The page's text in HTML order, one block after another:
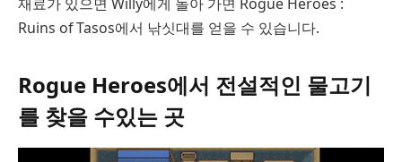
Ruins of Tasos에서 낚싯대를 얻을 수 있습니다.
Rogue Heroes에서 전설적인 물고기
를 찾을 수있는 곳